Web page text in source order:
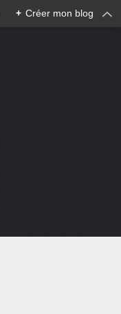
+ Créer mon blog